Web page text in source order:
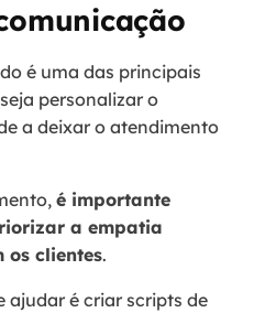
é uma das principais
personalizar o
a deixar o atendimento
é importante
a empatia
os clientes.
ajudar é criar scripts de